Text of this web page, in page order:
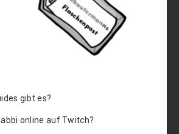
gibt es?
online auf Twitch?